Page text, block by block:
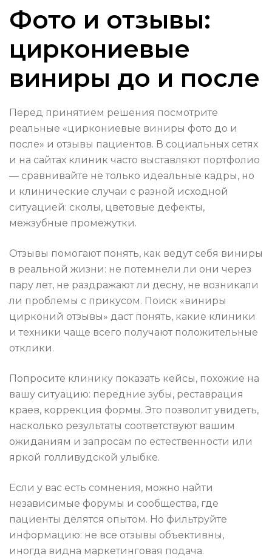
Фото и отзывы:
циркониевые
виниры до и после
Перед принятием решения посмотрите
реальные «циркониевые виниры фото до и
после» и отзывы пациентов. В социальных сетях
и на сайтах клиник часто выставляют портфолио
— сравнивайте не только идеальные кадры, но
и клинические случаи с разной исходной
ситуацией: сколы, цветовые дефекты,
межзубные промежутки.
Отзывы помогают понять, как ведут себя виниры
в реальной жизни: не потемнели ли они через
пару лет, не раздражают ли десну, не возникали
ли проблемы с прикусом. Поиск «виниры
цирконий отзывы» даст понять, какие клиники
и техники чаще всего получают положительные
отклики.
Попросите клинику показать кейсы, похожие на
вашу ситуацию: передние зубы, реставрация
краев, коррекция формы. Это позволит увидеть,
насколько результаты соответствуют вашим
ожиданиям и запросам по естественности или
яркой голливудской улыбке.
Если у вас есть сомнения, можно найти
независимые форумы и сообщества, где
пациенты делятся опытом. Но фильтруйте
информацию: не все отзывы объективны,
иногда видна маркетинговая подача.